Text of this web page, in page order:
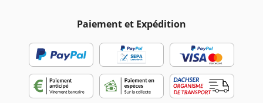
Paiement et Expédition